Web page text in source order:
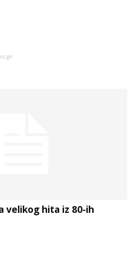
gal
velikog hita iz 80-ih